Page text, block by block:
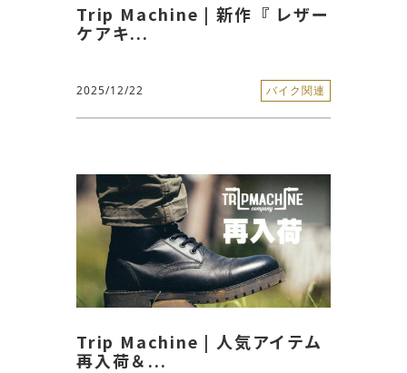
Trip Machine | 新作『 レザー
ケアキ...
2025/12/22 バイク関連
Trip Machine | 人気アイテム
再入荷＆...